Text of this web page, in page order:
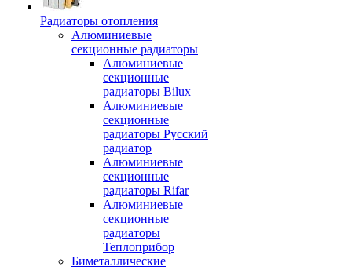
Радиаторы отопления
Алюминиевые
секционные радиаторы
Алюминиевые
секционные
радиаторы Bilux
Алюминиевые
секционные
радиаторы Русский
радиатор
Алюминиевые
секционные
радиаторы Rifar
Алюминиевые
секционные
радиаторы
Теплоприбор
Биметаллические